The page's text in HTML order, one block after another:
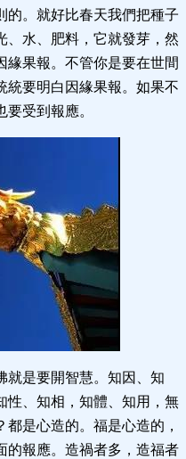
的。就好比春天我們把種子
、水、肥料，它就發芽，然
緣果報。不管你是要在世間
統要明白因緣果報。如果不
受到報應。
就是要開智慧。知因、知
性、知相，知體、知用，無
是心造的。福是心造的，
的報應。造禍者多，造福者